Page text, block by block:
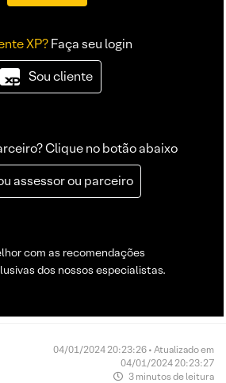
XP?Faça seu login
Sou cliente
Clique no botão abaixo
assessor ou parceiro
com as recomendações
dos nossos especialistas.
04/01/2024 20:23:26 • Atualizado em
04/01/2024 20:23:27
3 minutos de leitura